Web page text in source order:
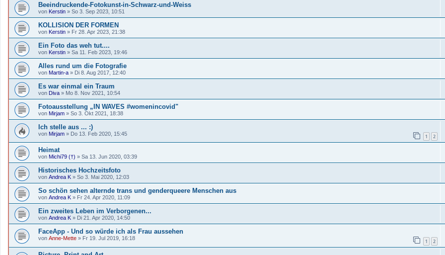
Beeindruckende-Fotokunst-in-Schwarz-und-Weiss
von Kerstin » So 3. Sep 2023, 10:51
KOLLISION DER FORMEN
von Kerstin » Fr 28. Apr 2023, 21:38
Ein Foto das weh tut....
von Kerstin » Sa 11. Feb 2023, 19:46
Alles rund um die Fotografie
von Martin-a » Di 8. Aug 2017, 12:40
Es war einmal ein Traum
von Diva » Mo 8. Nov 2021, 10:54
Fotoausstellung „IN WAVES #womenincovid"
von Mirjam » So 3. Okt 2021, 18:38
Ich stelle aus ... :)
von Mirjam » Do 13. Feb 2020, 15:45 1 2
Heimat
von Michi79 (†) » Sa 13. Jun 2020, 03:39
Historisches Hochzeitsfoto
von Andrea K » So 3. Mai 2020, 12:03
So schön sehen alternde trans und genderqueere Menschen aus
von Andrea K » Fr 24. Apr 2020, 11:09
Ein zweites Leben im Verborgenen...
von Andrea K » Di 21. Apr 2020, 14:50
FaceApp - Und so würde ich als Frau aussehen
von Anne-Mette » Fr 19. Jul 2019, 16:18 1 2